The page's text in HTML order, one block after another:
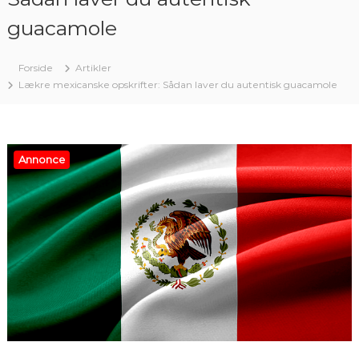
guacamole
Forside
Artikler
Lækre mexicanske opskrifter: Sådan laver du autentisk guacamole
Annonce